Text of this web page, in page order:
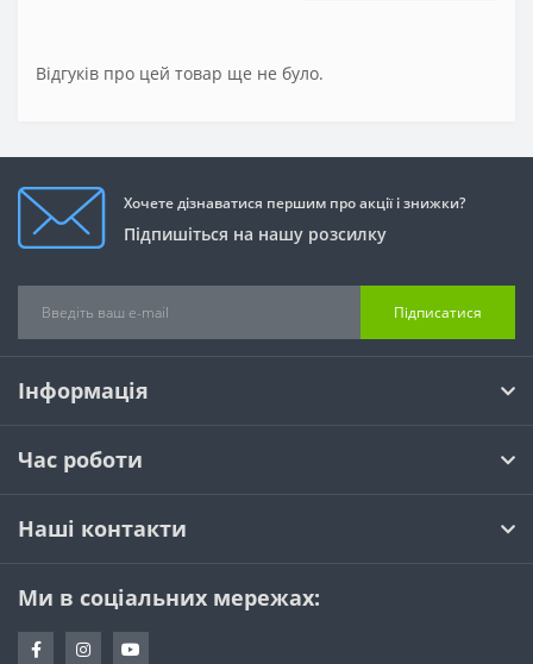
Відгуків про цей товар ще не було.
Хочете дізнаватися першим про акції і знижки?
Підпишіться на нашу розсилку
Підписатися
Інформація
Час роботи
Наші контакти
Ми в соціальних мережах: